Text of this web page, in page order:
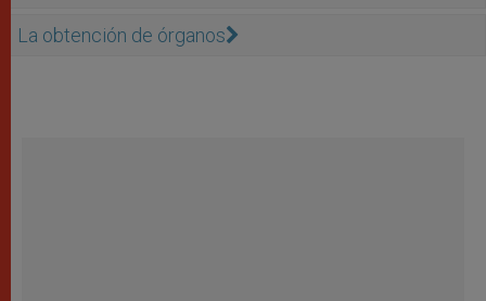
La obtención de órganos